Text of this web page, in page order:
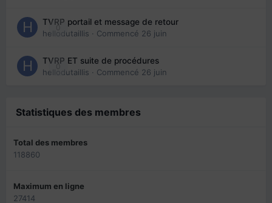
0
TVRP portail et message de retour
hellodutaillis · Commencé 26 juin
0
TVRP ET suite de procédures
hellodutaillis · Commencé 26 juin
Statistiques des membres
Total des membres
118860
Maximum en ligne
27414